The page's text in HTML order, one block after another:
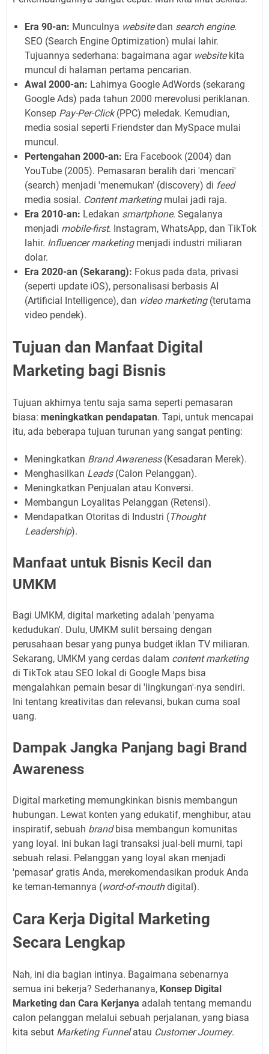
Era 90-an: Munculnya websitedan search engine.
SEO (Search Engine Optimization) mulai lahir.
Tujuannya sederhana: bagaimana agar websitekita
muncul di halaman pertama pencarian.
Awal 2000-an: Lahirnya Google AdWords (sekarang
Google Ads) pada tahun 2000 merevolusi periklanan.
Konsep Pay-Per-Click(PPC) meledak. Kemudian,
media sosial seperti Friendster dan MySpace mulai
muncul.
Pertengahan 2000-an: Era Facebook (2004) dan
YouTube (2005). Pemasaran beralih dari 'mencari'
(search) menjadi 'menemukan' (discovery) di feed
media sosial. Content marketingmulai jadi raja.
Era 2010-an: Ledakan smartphone. Segalanya
menjadi mobile-first. Instagram, WhatsApp, dan TikTok
lahir. Influencer marketingmenjadi industri miliaran
dolar.
Era 2020-an (Sekarang): Fokus pada data, privasi
(seperti update iOS), personalisasi berbasis AI
(Artificial Intelligence), dan video marketing(terutama
video pendek).
Tujuan dan Manfaat Digital
Marketing bagi Bisnis
Tujuan akhirnya tentu saja sama seperti pemasaran
biasa: meningkatkan pendapatan. Tapi, untuk mencapai
itu, ada beberapa tujuan turunan yang sangat penting:
Meningkatkan Brand Awareness(Kesadaran Merek).
Menghasilkan Leads(Calon Pelanggan).
Meningkatkan Penjualan atau Konversi.
Membangun Loyalitas Pelanggan (Retensi).
Mendapatkan Otoritas di Industri (Thought
Leadership).
Manfaat untuk Bisnis Kecil dan
UMKM
Bagi UMKM, digital marketing adalah 'penyama
kedudukan'. Dulu, UMKM sulit bersaing dengan
perusahaan besar yang punya budget iklan TV miliaran.
Sekarang, UMKM yang cerdas dalam content marketing
di TikTok atau SEO lokal di Google Maps bisa
mengalahkan pemain besar di 'lingkungan'-nya sendiri.
Ini tentang kreativitas dan relevansi, bukan cuma soal
uang.
Dampak Jangka Panjang bagi Brand
Awareness
Digital marketing memungkinkan bisnis membangun
hubungan. Lewat konten yang edukatif, menghibur, atau
inspiratif, sebuah brandbisa membangun komunitas
yang loyal. Ini bukan lagi transaksi jual-beli murni, tapi
sebuah relasi. Pelanggan yang loyal akan menjadi
'pemasar' gratis Anda, merekomendasikan produk Anda
ke teman-temannya (word-of-mouthdigital).
Cara Kerja Digital Marketing
Secara Lengkap
Nah, ini dia bagian intinya. Bagaimana sebenarnya
semua ini bekerja? Sederhananya, Konsep Digital
Marketing dan Cara Kerjanya adalah tentang memandu
calon pelanggan melalui sebuah perjalanan, yang biasa
kita sebut Marketing Funnelatau Customer Journey.